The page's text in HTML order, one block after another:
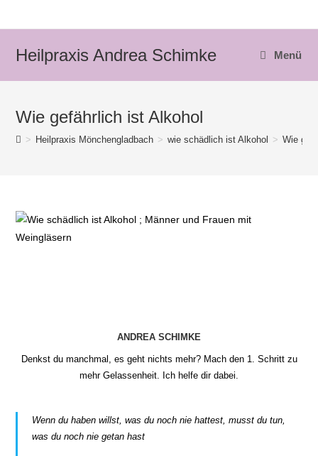
Heilpraxis Andrea Schimke Menü
Wie gefährlich ist Alkohol
> Heilpraxis Mönchengladbach > wie schädlich ist Alkohol > Wie
ANDREA SCHIMKE
Denkst du manchmal, es geht nichts mehr? Mach den 1. Schritt zu
mehr Gelassenheit. Ich helfe dir dabei.
Wenn du haben willst, was du noch nie hattest, musst du tun,
was du noch nie getan hast